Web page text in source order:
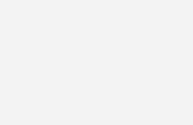
der Schule zusammen mit Solarwatt
wird in der Schule und im Ort